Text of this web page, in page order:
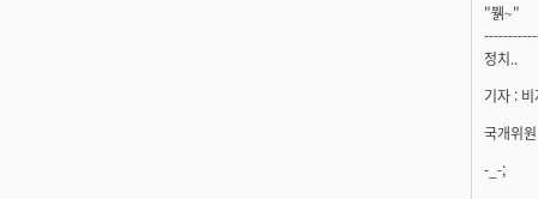
"뷁~"
정치..
기자 :
국개위
-_-;